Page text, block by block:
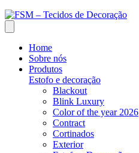
Home
Sobre nós
Produtos
Estofo e decoração
Blackout
Blink Luxury
Color of the year 2026
Contract
Cortinados
Exterior